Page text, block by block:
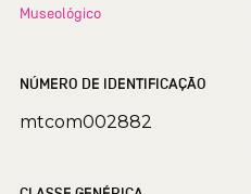
Museológico
NÚMERO DE IDENTIFICAÇÃO
mtcom002882